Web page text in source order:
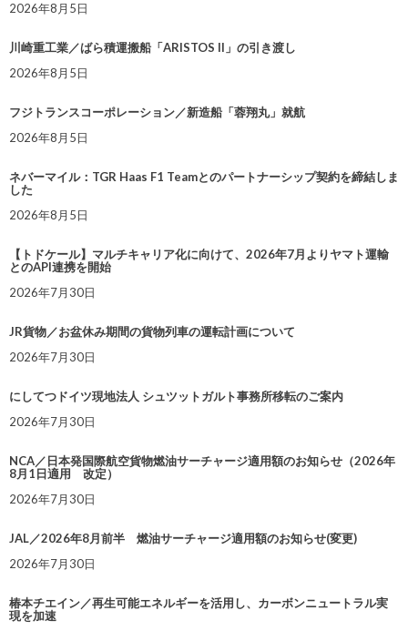
2026年8月5日
川崎重工業／ばら積運搬船「ARISTOS II」の引き渡し
2026年8月5日
フジトランスコーポレーション／新造船「蓉翔丸」就航
2026年8月5日
ネバーマイル：TGR Haas F1 Teamとのパートナーシップ契約を締結しま
した
2026年8月5日
【トドケール】マルチキャリア化に向けて、2026年7月よりヤマト運輸
とのAPI連携を開始
2026年7月30日
JR貨物／お盆休み期間の貨物列車の運転計画について
2026年7月30日
にしてつドイツ現地法人 シュツットガルト事務所移転のご案内
2026年7月30日
NCA／日本発国際航空貨物燃油サーチャージ適用額のお知らせ（2026年
8月1日適用 改定）
2026年7月30日
JAL／2026年8月前半 燃油サーチャージ適用額のお知らせ(変更)
2026年7月30日
椿本チエイン／再生可能エネルギーを活用し、カーボンニュートラル実
現を加速